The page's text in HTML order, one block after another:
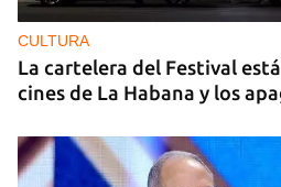
CULTURA
La cartelera del Festival
cines de La Habana y los